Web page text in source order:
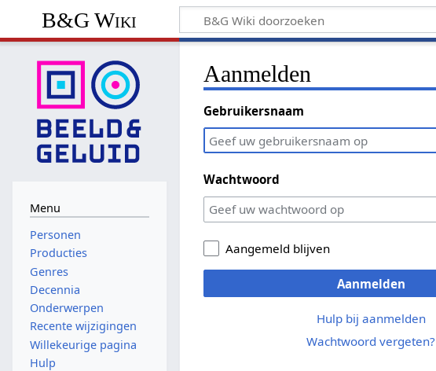
B&G Wiki
Aanmelden
Gebruikersnaam
Wachtwoord
Aangemeld blijven
Aanmelden
Hulp bij aanmelden
Wachtwoord vergeten?
Menu
Personen
Producties
Genres
Decennia
Onderwerpen
Recente wijzigingen
Willekeurige pagina
Hulp